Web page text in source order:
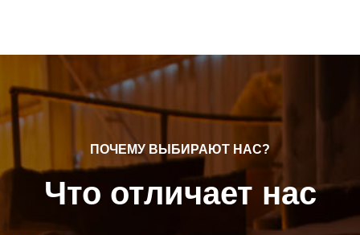
ПОЧЕМУ ВЫБИРАЮТ НАС?
Что отличает нас